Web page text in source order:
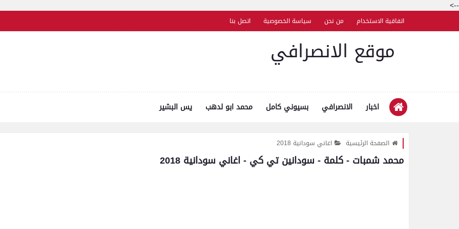
-->
اتفاقية الاستخدام من نحن سياسة الخصوصية اتصل بنا
موقع الانصرافي
اخبار الانصرافي بسيوني كامل محمد ابو لدهب يس البشير
الصفحة الرئيسية اغاني سودانية 2018
محمد شمبات - كلمة - سودانين تي كي - اغاني سودانية 2018